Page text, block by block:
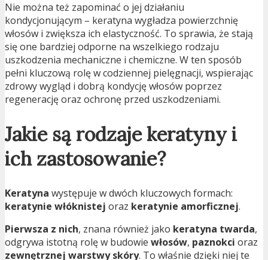
Nie można też zapominać o jej działaniu
kondycjonującym – keratyna wygładza powierzchnię
włosów i zwiększa ich elastyczność. To sprawia, że stają
się one bardziej odporne na wszelkiego rodzaju
uszkodzenia mechaniczne i chemiczne. W ten sposób
pełni kluczową rolę w codziennej pielęgnacji, wspierając
zdrowy wygląd i dobrą kondycję włosów poprzez
regenerację oraz ochronę przed uszkodzeniami.
Jakie są rodzaje keratyny i
ich zastosowanie?
Keratyna występuje w dwóch kluczowych formach:
keratynie włóknistej oraz keratynie amorficznej.
Pierwsza z nich, znana również jako keratyna twarda,
odgrywa istotną rolę w budowie włosów, paznokci oraz
zewnętrznej warstwy skóry. To właśnie dzięki niej te